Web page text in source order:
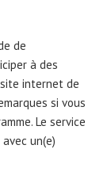
de
à des
internet de
si vous
Le service
un(e)